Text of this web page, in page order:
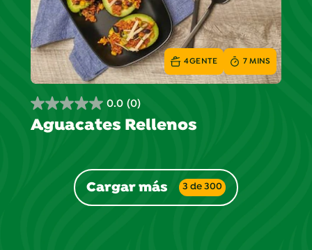
0.0 (0)
0.0
de
Aguacates Rellenos
4GENTE 7 MINS
Cargar más 3 de 300